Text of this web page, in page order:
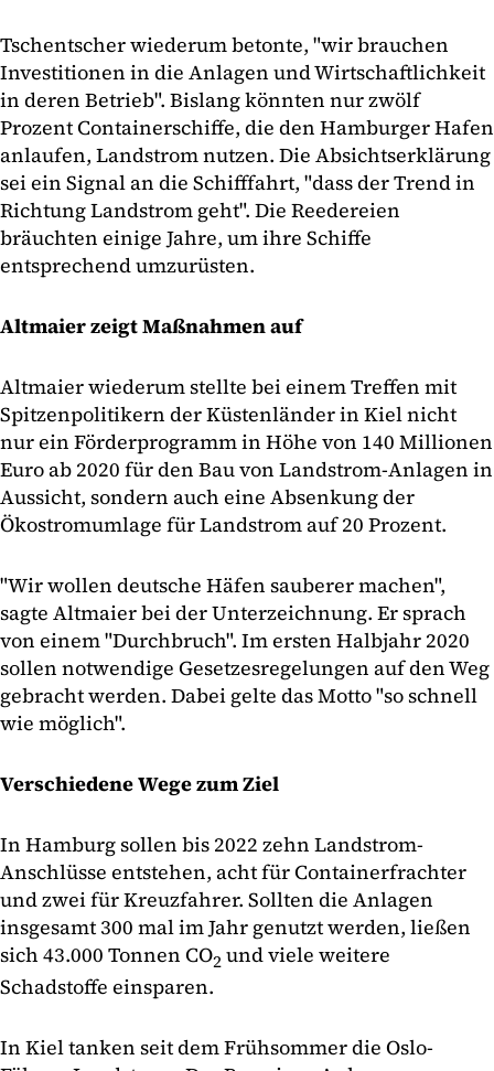
Tschentscher wiederum betonte, "wir brauchen
Investitionen in die Anlagen und Wirtschaftlichkeit
in deren Betrieb". Bislang könnten nur zwölf
Prozent Containerschiffe, die den Hamburger Hafen
anlaufen, Landstrom nutzen. Die Absichtserklärung
sei ein Signal an die Schifffahrt, "dass der Trend in
Richtung Landstrom geht". Die Reedereien
bräuchten einige Jahre, um ihre Schiffe
entsprechend umzurüsten.
Altmaier zeigt Maßnahmen auf
Altmaier wiederum stellte bei einem Treffen mit
Spitzenpolitikern der Küstenländer in Kiel nicht
nur ein Förderprogramm in Höhe von 140 Millionen
Euro ab 2020 für den Bau von Landstrom-Anlagen in
Aussicht, sondern auch eine Absenkung der
Ökostromumlage für Landstrom auf 20 Prozent.
"Wir wollen deutsche Häfen sauberer machen",
sagte Altmaier bei der Unterzeichnung. Er sprach
von einem "Durchbruch". Im ersten Halbjahr 2020
sollen notwendige Gesetzesregelungen auf den Weg
gebracht werden. Dabei gelte das Motto "so schnell
wie möglich".
Verschiedene Wege zum Ziel
In Hamburg sollen bis 2022 zehn Landstrom-
Anschlüsse entstehen, acht für Containerfrachter
und zwei für Kreuzfahrer. Sollten die Anlagen
insgesamt 300 mal im Jahr genutzt werden, ließen
sich 43.000 Tonnen CO2und viele weitere
Schadstoffe einsparen.
In Kiel tanken seit dem Frühsommer die Oslo-